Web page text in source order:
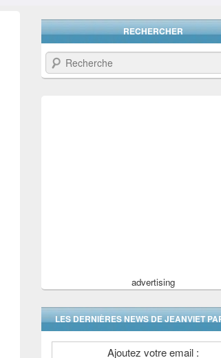
RECHERCHER
Recherche
advertising
LES DERNIÈRES NEWS DE JEANVIET
Ajoutez votre email :